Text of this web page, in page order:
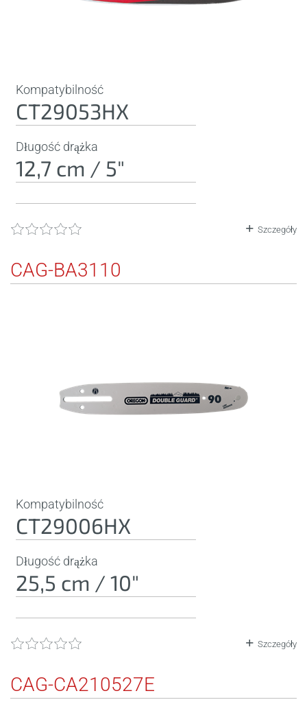
Kompatybilność
CT29053HX
Długość drążka
12,7 cm / 5"
Szczegóły
CAG-BA3110
Kompatybilność
CT29006HX
Długość drążka
25,5 cm / 10"
Szczegóły
CAG-CA210527E